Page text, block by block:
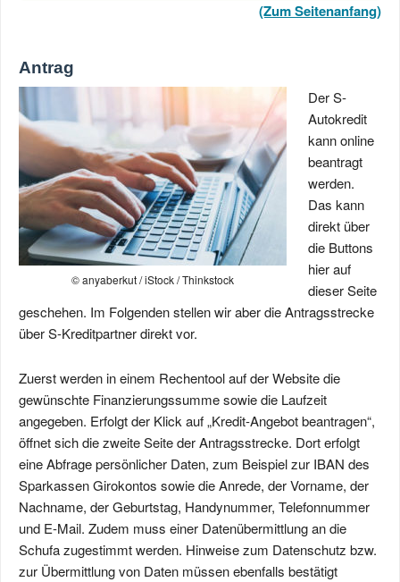
(Zum Seitenanfang)
Antrag
© anyaberkut / iStock / Thinkstock
Der S-
Autokredit
kann online
beantragt
werden.
Das kann
direkt über
die Buttons
hier auf
dieser Seite
geschehen. Im Folgenden stellen wir aber die Antragsstrecke
über S-Kreditpartner direkt vor.
Zuerst werden in einem Rechentool auf der Website die
gewünschte Finanzierungssumme sowie die Laufzeit
angegeben. Erfolgt der Klick auf „Kredit-Angebot beantragen“,
öffnet sich die zweite Seite der Antragsstrecke. Dort erfolgt
eine Abfrage persönlicher Daten, zum Beispiel zur IBAN des
Sparkassen Girokontos sowie die Anrede, der Vorname, der
Nachname, der Geburtstag, Handynummer, Telefonnummer
und E-Mail. Zudem muss einer Datenübermittlung an die
Schufa zugestimmt werden. Hinweise zum Datenschutz bzw.
zur Übermittlung von Daten müssen ebenfalls bestätigt